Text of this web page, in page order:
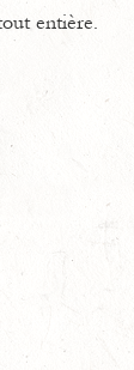
entière.